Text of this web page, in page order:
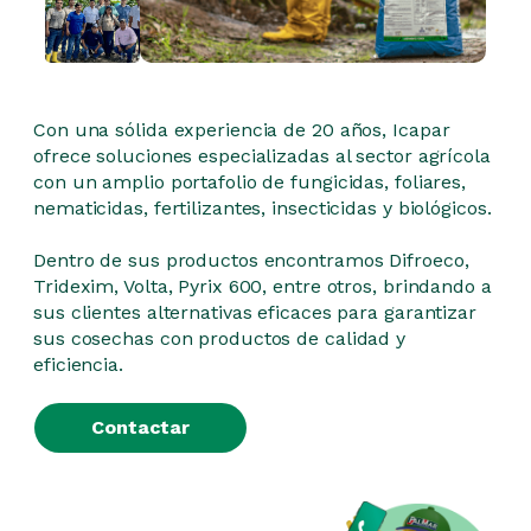
Con una sólida experiencia de 20 años, Icapar
ofrece soluciones especializadas al sector agrícola
con un amplio portafolio de fungicidas, foliares,
nematicidas, fertilizantes, insecticidas y biológicos.
Dentro de sus productos encontramos Difroeco,
Tridexim, Volta, Pyrix 600, entre otros, brindando a
sus clientes alternativas eficaces para garantizar
sus cosechas con productos de calidad y
eficiencia.
Contactar